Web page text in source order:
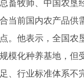
牧师、中国农垦
当前国内农产品供
。他表示，全国农
模化种养基地，但
、行业标准体系不